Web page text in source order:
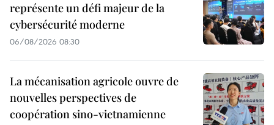
représente un défi majeur de la
cybersécurité moderne
06/08/2026 08:30
La mécanisation agricole ouvre de
nouvelles perspectives de
coopération sino-vietnamienne